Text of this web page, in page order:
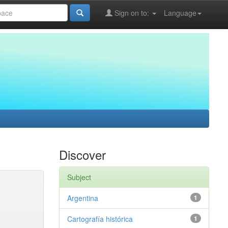
Language
Sign on to:
Discover
Subject
1
Argentina
1
Cartografía histórica